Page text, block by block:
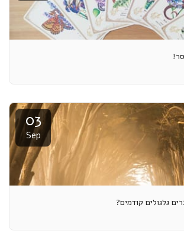
03
Sep
גלגולים קודמים?